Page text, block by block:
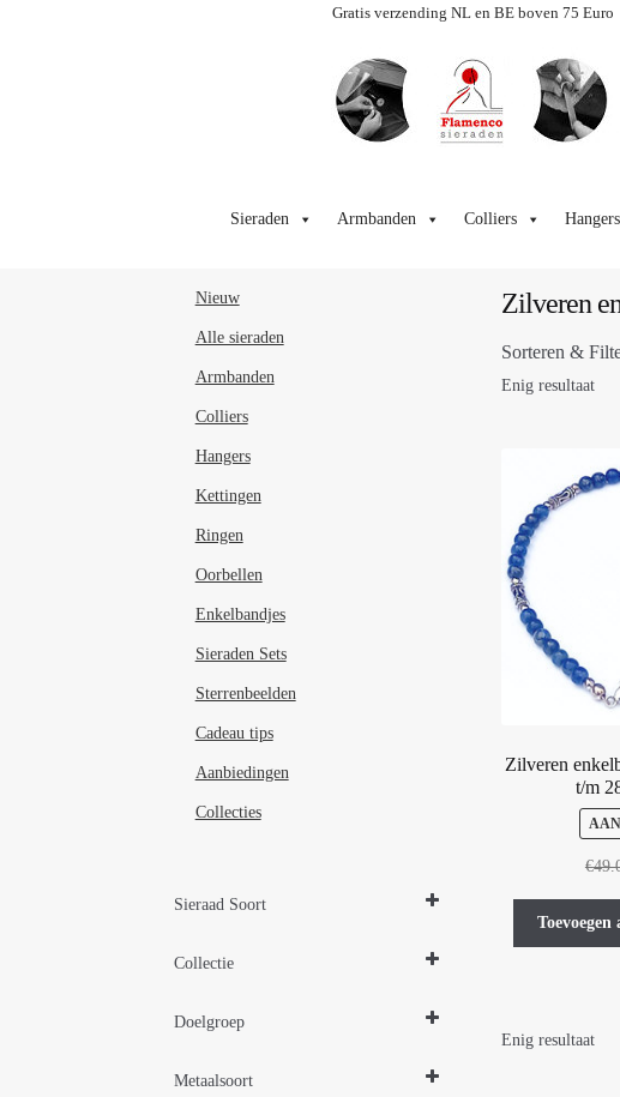
Gratis verzending NL en BE boven 75 Euro
door
naar
Sieraden Armbanden Colliers Hangers
Zilveren
Sorteren &
Enig resultaat
Zilveren
t/m
€
Enig resultaat
Nieuw
Alle sieraden
Armbanden
Colliers
Hangers
Kettingen
Ringen
Oorbellen
Enkelbandjes
Sieraden Sets
Sterrenbeelden
Cadeau tips
Aanbiedingen
Collecties
Sieraad Soort
Collectie
Zilveren sieraden 925
Doelgroep
Metaalsoort